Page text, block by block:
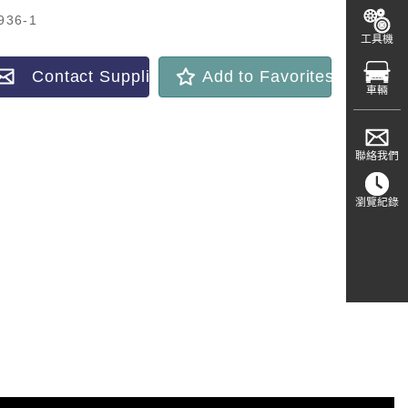
1
Contact Supplier Add to Favorites
工具機
車輛
聯絡我們
瀏覽紀錄